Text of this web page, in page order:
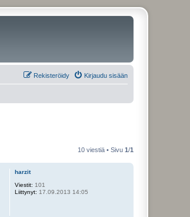
Kirjaudu sisään
Rekisteröidy
10 viestiä • Sivu 1/1
harzit
Viestit: 101
Liittynyt: 17.09.2013 14:05